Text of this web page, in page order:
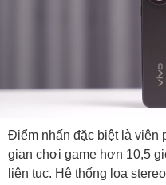
Điểm nhấn đặc biệt là viên
gian chơi game hơn 10,5
liên tục. Hệ thống loa